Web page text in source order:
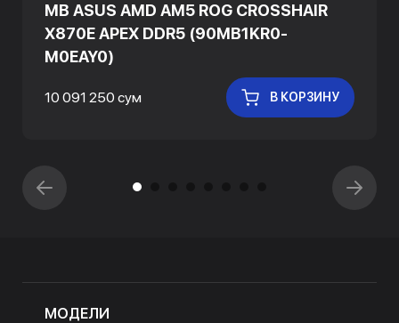
MB ASUS AMD AM5 ROG CROSSHAIR
X870E APEX DDR5 (90MB1KR0-
M0EAY0)
10 091 250 сум В КОРЗИНУ
МОДЕЛИ